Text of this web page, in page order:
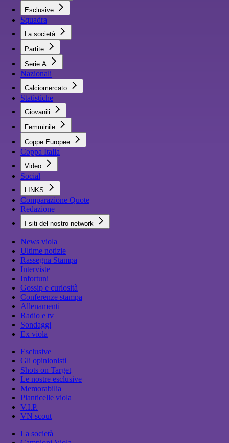
Esclusive
Squadra
La società
Partite
Serie A
Nazionali
Calciomercato
Statistiche
Giovanili
Femminile
Coppe Europee
Coppa Italia
Video
Social
LINKS
Comparazione Quote
Redazione
I siti del nostro network
News viola
Ultime notizie
Rassegna Stampa
Interviste
Infortuni
Gossip e curiosità
Conferenze stampa
Allenamenti
Radio e tv
Sondaggi
Ex viola
Esclusive
Gli opinionisti
Shots on Target
Le nostre esclusive
Memorabilia
Pianticelle viola
V.I.P.
VN scout
La società